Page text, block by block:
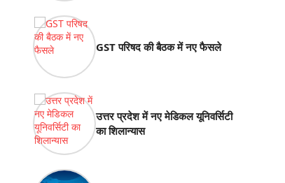
GST परिषद की बैठक में नए फैसले
उत्तर प्रदेश में नए मेडिकल यूनिवर्सिटी
का शिलान्यास